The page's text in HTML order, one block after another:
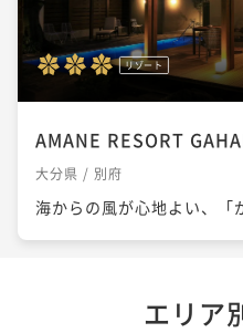
リゾート
AMANE RESORT
大分県 / 別府
海からの風が心地よい、「
エリア